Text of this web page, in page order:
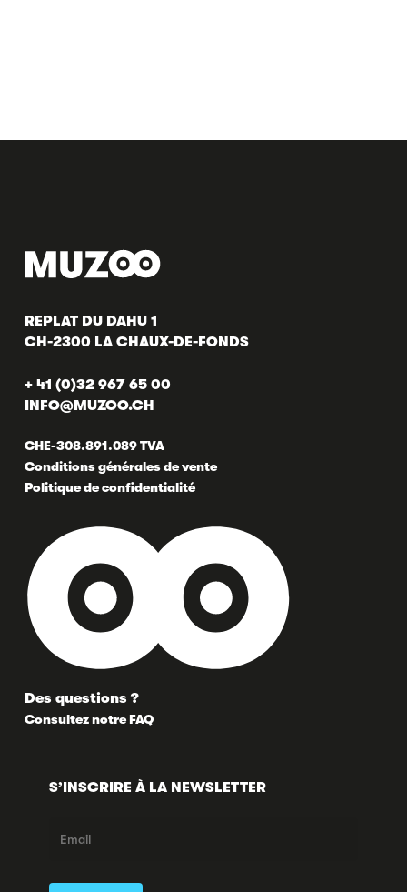
REPLAT DU DAHU 1
CH-2300 LA CHAUX-DE-FONDS
+ 41 (0)32 967 65 00
INFO@MUZOO.CH
CHE-308.891.089 TVA
Conditions générales de vente
Politique de confidentialité
Des questions ?
Consultez notre FAQ
S’INSCRIRE À LA NEWSLETTER